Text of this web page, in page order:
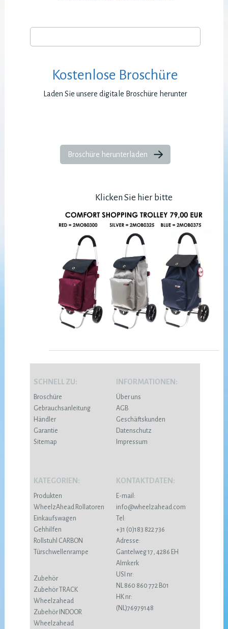
Kostenlose Broschüre
Laden Sie unsere digitale Broschüre herunter
Broschüre herunterladen
Klicken Sie hier bitte
SCHNELL ZU:
Broschüre
Gebrauchsanleitung
Händler
Garantie
Sitemap
INFORMATIONEN:
Über uns
AGB
Geschäftskunden
Datenschutz
Impressum
KATEGORIEN:
Produkten
WheelzAhead Rollatoren
Einkaufswagen
Gehhilfen
Rollstuhl CARBON
Türschwellenrampe
Zubehör
Zubehör TRACK
Wheelzahead
Zubehör INDOOR
Wheelzahead
KONTAKTDATEN:
E-mail:
info@wheelzahead.com
Tel:
+31 (0)183 822 736
Adresse:
Gantelweg 17, 4286 EH
Almkerk
USI nr:
NL 860 860 772 B01
HK nr:
(NL)76979148